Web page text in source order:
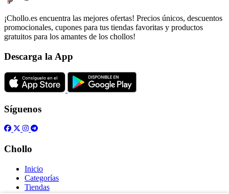
¡Chollo.es encuentra las mejores ofertas! Precios únicos, descuentos
promocionales, cupones para tus tiendas favoritas y productos
gratuitos para los amantes de los chollos!
Descarga la App
Síguenos
Chollo
Inicio
Categorías
Tiendas